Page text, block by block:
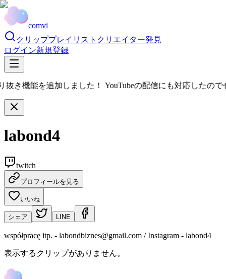
comvi
クリッププレイリスト クリエイター発見
ログイン新規登録
き機能を追加しました！ YouTubeの配信にも対応したのでぜ
labond4
twitch
プロフィールを見る
いいね
シェア LINE
współpracę itp. - labondbiznes@gmail.com / Instagram - labond4
表示するクリップがありません。